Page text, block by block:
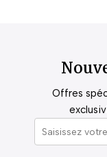
Offres